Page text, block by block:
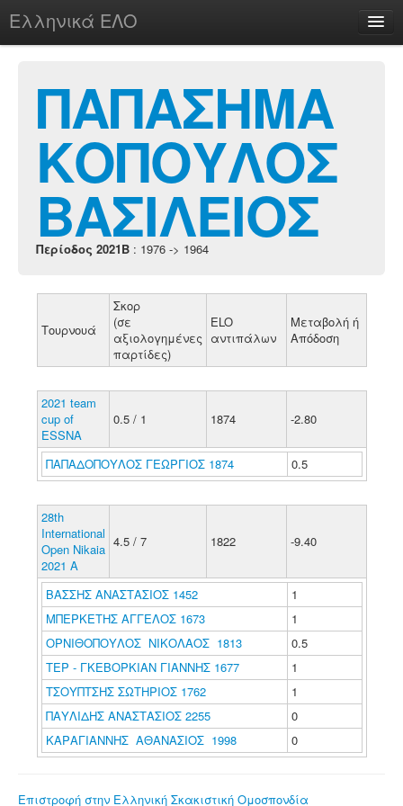
Ελληνικά ΕΛΟ
chesstu.be @ discord
Login
ΠΑΠΑΣΗΜΑ
ΚΟΠΟΥΛΟΣ
ΒΑΣΙΛΕΙΟΣ
Περίοδος 2021B : 1976 -> 1964
Τουρνουά
Σκορ
(σε
αξιολογημένες
παρτίδες)
ELO
αντιπάλων
Μεταβολή ή
Απόδοση
2021 team
cup of
ESSNA
0.5 / 1 1874 -2.80
ΠΑΠΑΔΟΠΟΥΛΟΣ ΓΕΩΡΓΙΟΣ 1874 0.5
28th
International
Open Nikaia
2021 A
4.5 / 7 1822 -9.40
ΒΑΣΣΗΣ ΑΝΑΣΤΑΣΙΟΣ 1452
1
ΜΠΕΡΚΕΤΗΣ ΑΓΓΕΛΟΣ 1673
1
ΟΡΝΙΘΟΠΟΥΛΟΣ ΝΙΚΟΛΑΟΣ 1813
0.5
ΤΕΡ - ΓΚΕΒΟΡΚΙΑΝ ΓΙΑΝΝΗΣ 1677
1
ΤΣΟΥΠΤΣΗΣ ΣΩΤΗΡΙΟΣ 1762
1
ΠΑΥΛΙΔΗΣ ΑΝΑΣΤΑΣΙΟΣ 2255
0
ΚΑΡΑΓΙΑΝΝΗΣ ΑΘΑΝΑΣΙΟΣ 1998
0
Επιστροφή στην Ελληνική Σκακιστική Ομοσπονδία